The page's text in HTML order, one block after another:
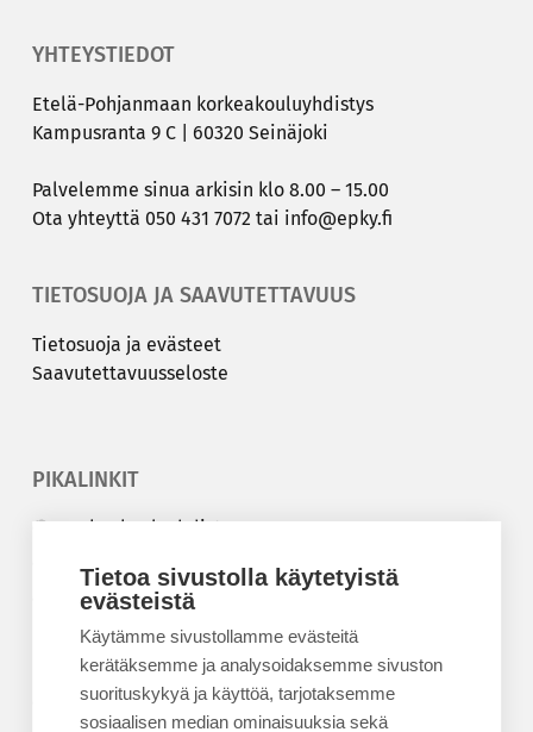
Tietoa sivustolla käytetyistä
evästeistä
Käytämme sivustollamme evästeitä
kerätäksemme ja analysoidaksemme sivuston
suorituskykyä ja käyttöä, tarjotaksemme
sosiaalisen median ominaisuuksia sekä
YHTEYSTIEDOT
Etelä-​Pohjanmaan kor­kea­kou­lu­yh­dis­tys
Kam­pus­ran­ta 9 C | 60320 Sei­nä­jo­ki
Pal­ve­lem­me sinua ar­ki­sin klo 8.00 – 15.00
Ota yh­teyt­tä 050 431 7072 tai info@epky.fi
TIETOSUOJA JA SAAVUTETTAVUUS
Tie­to­suo­ja ja eväs­teet
Saa­vu­tet­ta­vuus­se­los­te
PIKALINKIT
Korkeakouluyhdistys
Kesäyliopisto
Epanet
BLOGIT
Kesäyliopiston blogi